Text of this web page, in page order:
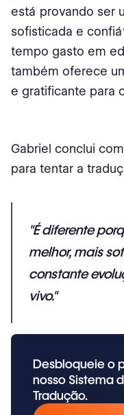
está provando ser
sofisticada e
tempo gasto em
também oferece
e gratificante para
Gabriel conclui
para tentar a
"É diferente
melhor, mais
constante
vivo."
Desbloqueie o
nosso Sistema
Tradução.